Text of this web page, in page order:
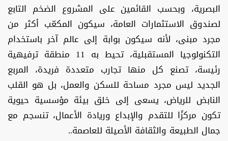
البصرية، وبحسب القائمين على المشروع الضخم التابع
لصندوق الاستثمارات العامة، سيكون المكعّب أكثر من
مجرد مبنى، لأنه سيكون بوابة إلى عالم آخر باستخدام
التكنولوجيا المستقبلية، تحيط به 11 منطقة ترفيهية
رئيسة، تصنع كل منها تجارب متعددة فريدة، المربع
الجديد ليس مجرد مساحة للسكن والعمل، بل هو القلب
النابض للرياض، يسعى إلى خلق بيئة مؤسسية حيوية
تكون مركزًا للتقدم والإبداع وريادة الأعمال، تنسجم مع
جمال الطبيعة والثقافة الأصيلة للعاصمة..